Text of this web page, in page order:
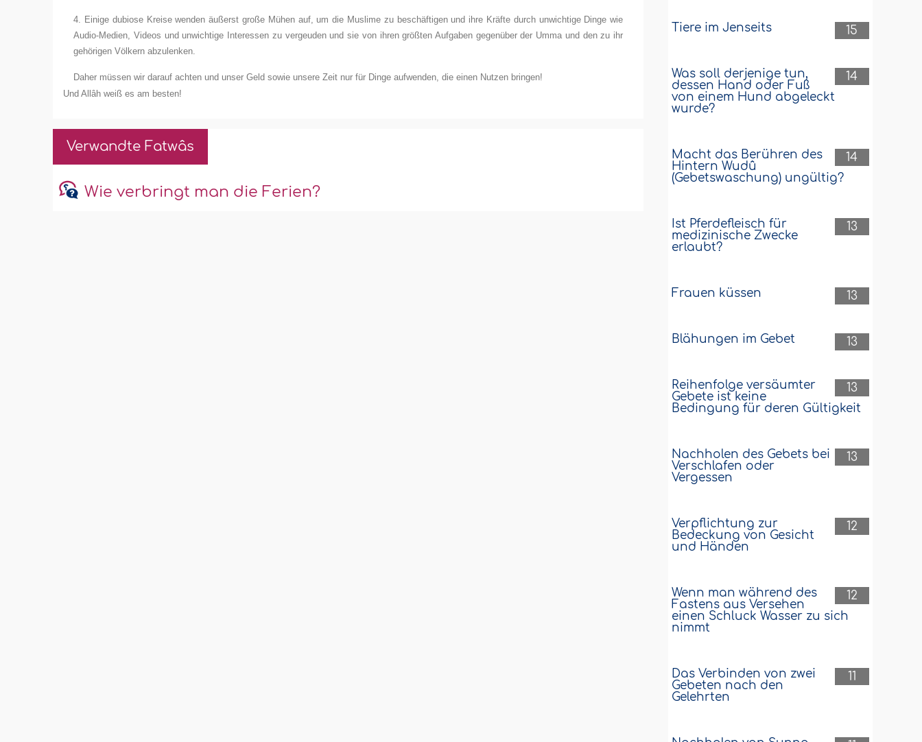
4. Einige dubiose Kreise wenden äußerst große Mühen auf, um die Muslime zu beschäftigen und ihre Kräfte durch unwichtige Dinge wie
Audio-Medien, Videos und unwichtige Interessen zu vergeuden und sie von ihren größten Aufgaben gegenüber der Umma und den zu ihr
gehörigen Völkern abzulenken.
Daher müssen wir darauf achten und unser Geld sowie unsere Zeit nur für Dinge aufwenden, die einen Nutzen bringen!
Und Allâh weiß es am besten!
Verwandte Fatwâs
Wie verbringt man die Ferien?
15
Tiere im Jenseits
14
Was soll derjenige tun,
dessen Hand oder Fuß
von einem Hund abgeleckt
wurde?
14
Macht das Berühren des
Hintern Wudû
(Gebetswaschung) ungültig?
13
Ist Pferdefleisch für
medizinische Zwecke
erlaubt?
13
Frauen küssen
13
Blähungen im Gebet
13
Reihenfolge versäumter
Gebete ist keine
Bedingung für deren Gültigkeit
13
Nachholen des Gebets bei
Verschlafen oder
Vergessen
12
Verpflichtung zur
Bedeckung von Gesicht
und Händen
12
Wenn man während des
Fastens aus Versehen
einen Schluck Wasser zu sich
nimmt
11
Das Verbinden von zwei
Gebeten nach den
Gelehrten